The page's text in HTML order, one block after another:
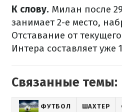
К слову. Милан после
занимает 2-е место,
Отставание от
Интера составляет уже
Связанные темы:
ФУТБОЛ ШАХТЕР